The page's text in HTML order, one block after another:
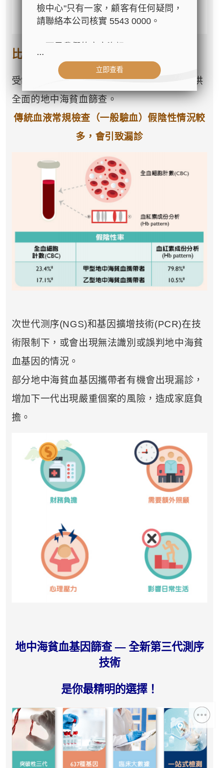
比常規檢查更優勝
受制於技術限制，市面上的常規檢查未能提供
全面的地中海貧血篩查。
傳統血液常規檢查（一般驗血）假陰性情況較
多，會引致漏診
次世代测序(NGS)和基因擴增技術(PCR)在技
術限制下，或會出現無法識別或誤判地中海貧
血基因的情況。
部分地中海貧血基因攜帶者有機會出現漏診，
增加下一代出現嚴重個案的風險，造成家庭負
擔。
地中海貧血基因篩查 — 全新第三代測序
技術
是你最精明的選擇！
檢中心"只有一家，顧客有任何疑問，
請聯絡本公司核實 5543 0000。
- 公司名稱：中環專科體檢中心（The
Central Health Center）
心42樓4203室（中環港鐵站出口
D1）
- 服務熱線：(852) 3180 9809
- WhatsApp：(852) 5543 0000
「中環專科體檢中心」致力為關注健
康人士提供尊尚而優質的體檢服務，
一站式進行全方位檢查。
如果您有任何疑問或需要進一步了
解，請隨時與我們聯繫。謝謝您的支
持！
祝您健康愉快！
...
立即查看